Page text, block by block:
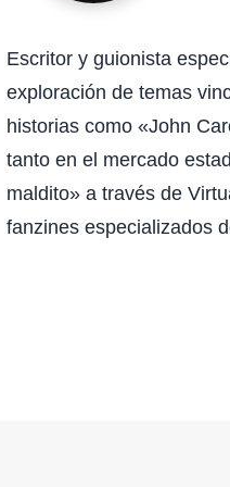
Escritor y guionista
exploración de temas
historias como «John
tanto en el mercado
maldito» a través de
fanzines especializados